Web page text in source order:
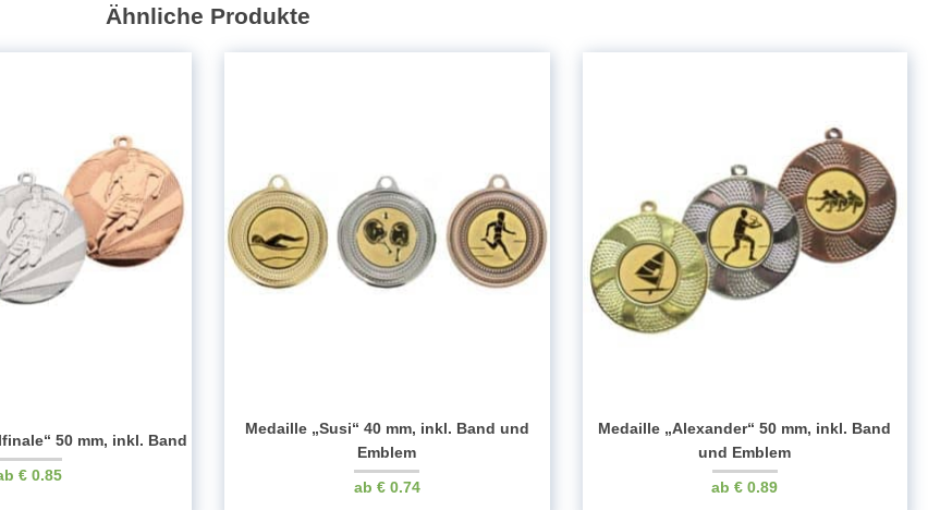
Menge
Ähnliche Produkte
50 mm, inkl. Band
€ 0.85
Medaille „Susi“ 40 mm, inkl. Band und
Emblem
€0.74
Medaille „Alexander“ 50 mm, inkl. Band
und Emblem
€ 0.89